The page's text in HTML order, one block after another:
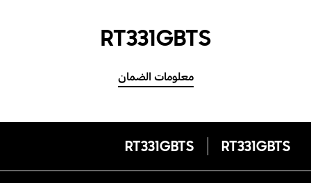
RT331GBTS
معلومات الضمان
RT331GBTS
RT331GBTS